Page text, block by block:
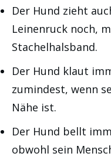
Der Hund zieht
Leinenruck noch,
Stachelhalsband.
Der Hund klaut
zumindest, wenn
Nähe ist.
Der Hund bellt
obwohl sein